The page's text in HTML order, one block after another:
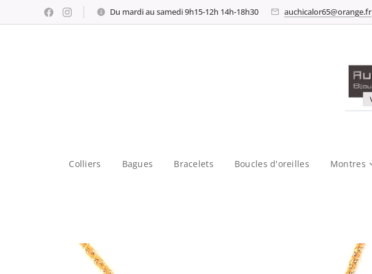
Du mardi au samedi 9h15-12h 14h-18h30 auchicalor65@orange.fr
Colliers Bagues Bracelets Boucles d'oreilles Montres